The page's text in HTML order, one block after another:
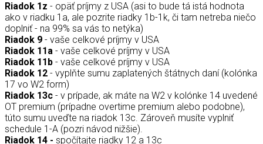
Riadok 1z - opäť príjmy z USA (asi to bude tá istá hodnota
ako v riadku 1a, ale pozrite riadky 1b-1k, či tam netreba niečo
doplniť - na 99% sa vás to netýka)
Riadok 9 - vaše celkové príjmy v USA
Riadok 11a - vaše celkové príjmy v USA
Riadok 11b - vaše celkové príjmy v USA
Riadok 12 - vyplňte sumu zaplatených štátnych daní (kolónka
17 vo W2 form)
Riadok 13c - v prípade, ak máte na W2 v kolónke 14 uvedené
OT premium (prípadne overtime premium alebo podobne),
túto sumu uveďte na riadok 13c. Zároveň musíte vyplniť
schedule 1-A (pozri návod nižšie).
Riadok 14 - spočítajte riadky 12 a 13c